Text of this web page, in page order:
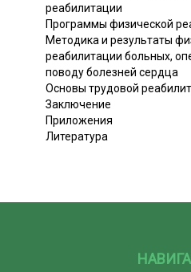
реабилитации
Программы физической
Методика и результаты
реабилитации больных,
поводу болезней сердца
Основы трудовой
Заключение
Приложения
Литература